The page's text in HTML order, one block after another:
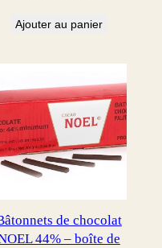
initial
$140.00.$101.00.
Ajouter au panier
de chocolat
44% – boîte de